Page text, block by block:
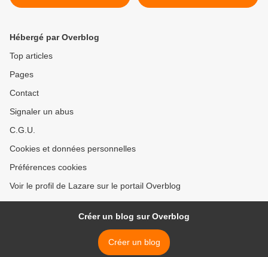
mis en œuvre
Hébergé par Overblog
Top articles
Pages
Contact
Signaler un abus
C.G.U.
Cookies et données personnelles
Préférences cookies
Voir le profil de Lazare sur le portail Overblog
Créer un blog sur Overblog
Créer un blog